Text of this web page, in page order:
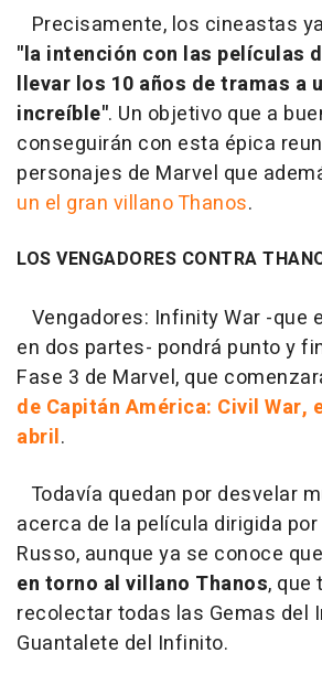
Precisamente, los cineastas
"la intención con las películas
llevar los 10 años de tramas a
increíble". Un objetivo que a
conseguirán con esta épica
personajes de Marvel que
un el gran villano Thanos.
LOS VENGADORES CONTRA
Vengadores: Infinity War -que
en dos partes- pondrá punto y
Fase 3 de Marvel, que
de Capitán América: Civil War,
abril.
Todavía quedan por desvelar
acerca de la película dirigida
Russo, aunque ya se conoce que
en torno al villano Thanos, que
recolectar todas las Gemas del
Guantalete del Infinito.